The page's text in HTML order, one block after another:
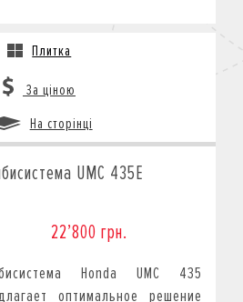
Плитка
За ціною
На сторінці
UMC 435E
22’800 грн.
Honda UMC 435
оптимальное решение